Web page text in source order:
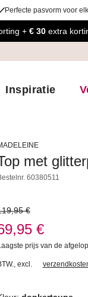
Perfecte pasvorm voor
+ € 30 extra
Inspiratie
met
60380511
€
€
prijs van de
, excl.